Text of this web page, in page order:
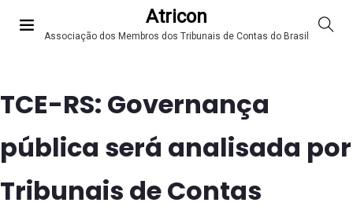
Atricon
Associação dos Membros dos Tribunais de Contas do Brasil
TCE-RS: Governança
pública será analisada por
Tribunais de Contas